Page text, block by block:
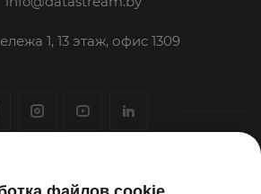
1, 13 этаж, офис 1309